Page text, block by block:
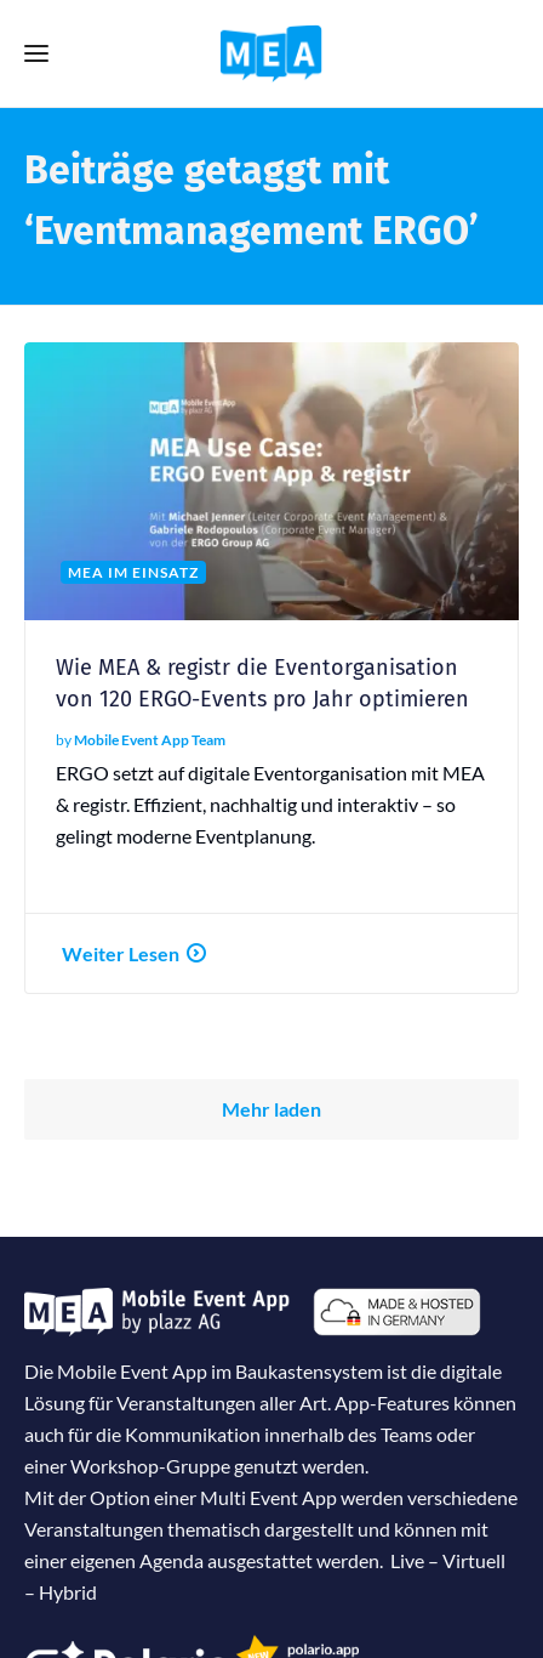
Beiträge getaggt mit
‘Eventmanagement ERGO’
MEA IM EINSATZ
Wie MEA & registr die Eventorganisation
von 120 ERGO-Events pro Jahr optimieren
byMobile Event App Team
ERGO setzt auf digitale Eventorganisation mit MEA
& registr. Effizient, nachhaltig und interaktiv – so
gelingt moderne Eventplanung.
Weiter Lesen
Mehr laden
Die Mobile Event App im Baukastensystem ist die digitale
Lösung für Veranstaltungen aller Art. App-Features können
auch für die Kommunikation innerhalb des Teams oder
einer Workshop-Gruppe genutzt werden.
Mit der Option einer Multi Event App werden verschiedene
Veranstaltungen thematisch dargestellt und können mit
einer eigenen Agenda ausgestattet werden. Live – Virtuell
– Hybrid